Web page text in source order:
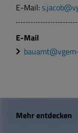
E-Mail:
E-Mail
W
Mehr entdecken